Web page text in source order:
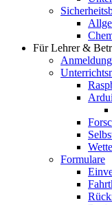
Für Lehrer &
Anmeldung
Formulare